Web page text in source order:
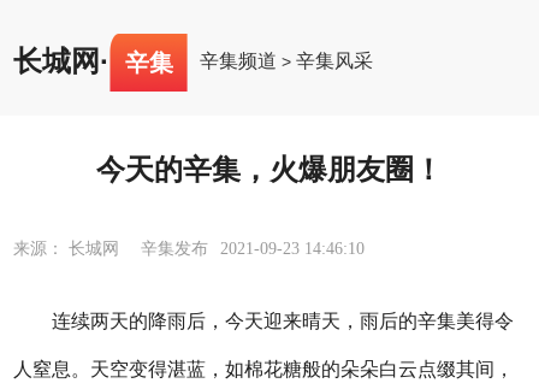
长城网· 辛集 辛集频道 >辛集风采
今天的辛集，火爆朋友圈！
来源： 长城网 辛集发布 2021-09-23 14:46:10
连续两天的降雨后，今天迎来晴天，雨后的辛集美得令
人窒息。天空变得湛蓝，如棉花糖般的朵朵白云点缀其间，